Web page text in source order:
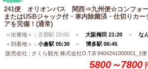
241便 オリオンバス 関西⇒九州便☆コンフォ
またはUSBジャック付・車内除菌済・仕切りカ
アを完備！(通常)
＜出発地＞： 京都駅 20:00 ＝ 大阪梅田 21:20 ＝ な
＜到着地＞： 小倉駅 05:30 ＝ 博多駅 06:45
販売会社 : さくら観光 株式会社O.T.B 9404241000001_1便
5800～7800